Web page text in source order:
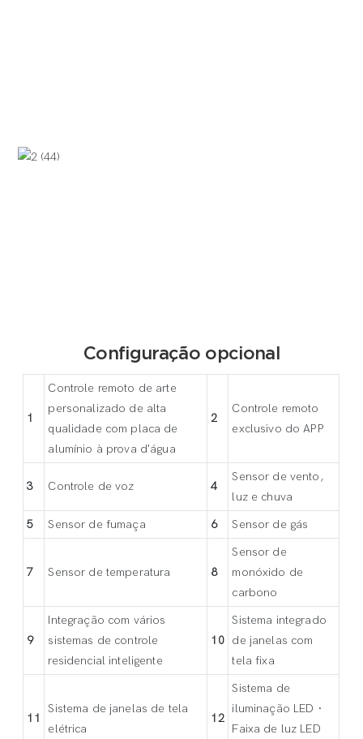
Configuração opcional
1
Controle remoto de arte
personalizado de alta
qualidade com placa de
alumínio à prova d'água
2
Controle remoto
exclusivo do APP
3 Controle de voz 4
Sensor de vento,
luz e chuva
5
Sensor de fumaça 6 Sensor de gás
7 Sensor de temperatura 8
Sensor de
monóxido de
carbono
9
Integração com vários
sistemas de controle
residencial inteligente
10
Sistema integrado
de janelas com
tela fixa
11
Sistema de janelas de tela
elétrica
12
Sistema de
iluminação LED ·
Faixa de luz LED